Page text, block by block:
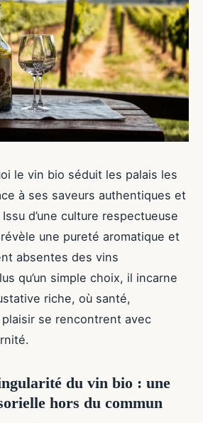
le vin bio séduit les palais les
à ses saveurs authentiques et
d’une culture respectueuse
une pureté aromatique et
absentes des vins
qu’un simple choix, il incarne
riche, où santé,
se rencontrent avec
du vin bio : une
hors du commun